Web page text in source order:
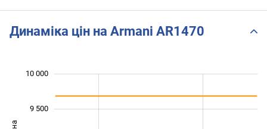
Динаміка цін на Armani AR1470
9 500
10 000